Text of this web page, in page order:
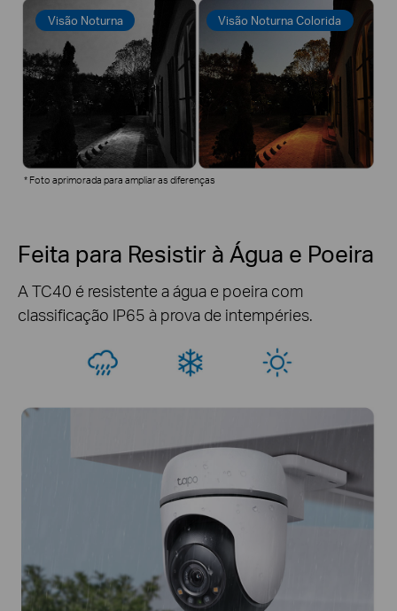
Visão Noturna Visão Noturna Colorida
*Foto aprimorada para ampliar as diferenças
Feita para Resistir à Água e Poeira
A TC40 é resistente a água e poeira com
classificação IP65 à prova de intempéries.